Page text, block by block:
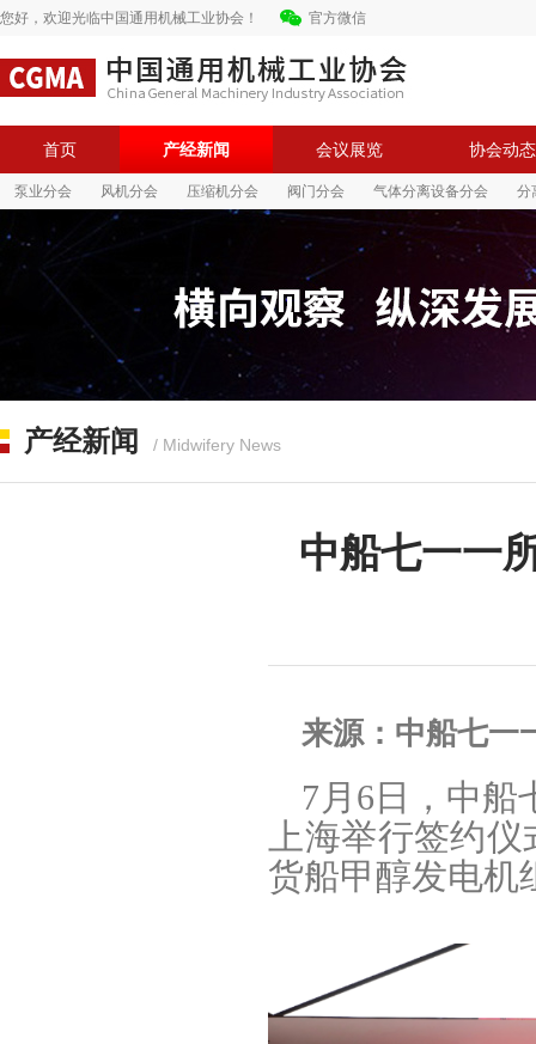
您好，欢迎光临中国通用机械工业协会！ 官方微信
首页 产经新闻 会议展览 协会动态
泵业分会 风机分会 压缩机分会 阀门分会 气体分离设备分会 分
中国通用机械工业协会
产经新闻 / Midwifery News
中船七一一
来源：中船七一
7月6日，中船
上海举行签约
货船甲醇发电机